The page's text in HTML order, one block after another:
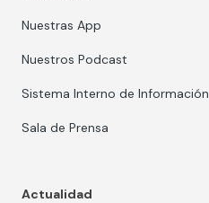
Nuestras App
Nuestros Podcast
Sistema Interno de Información
Sala de Prensa
Actualidad